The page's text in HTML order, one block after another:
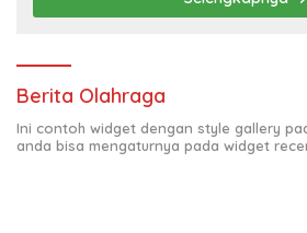
Berita Olahraga
Ini contoh widget dengan style gallery
anda bisa mengaturnya pada widget